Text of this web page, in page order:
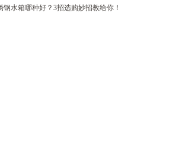
钢水箱哪种好？3招选购妙招教给你！